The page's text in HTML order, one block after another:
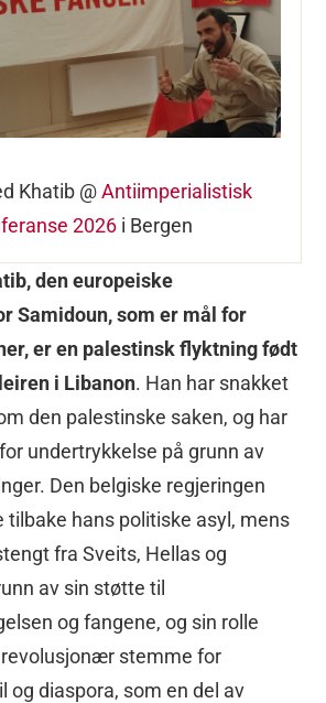
Khatib @Antiimperialistisk
2026i Bergen
den europeiske
Samidoun, som er mål for
er en palestinsk flyktning født
i Libanon. Han har snakket
den palestinske saken, og har
undertrykkelse på grunn av
Den belgiske regjeringen
tilbake hans politiske asyl, mens
fra Sveits, Hellas og
av sin støtte til
og fangene, og sin rolle
stemme for
og diaspora, som en del av